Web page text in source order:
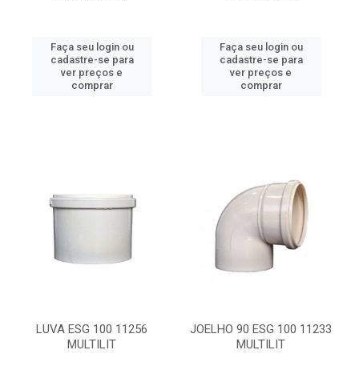
Faça seu login ou
cadastre-se para
ver preços e
comprar
Faça seu login ou
cadastre-se para
ver preços e
comprar
LUVA ESG 100 11256
MULTILIT
JOELHO 90 ESG 100 11233
MULTILIT